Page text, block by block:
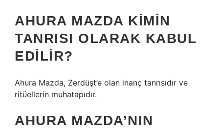
AHURA MAZDA KIMIN
TANRISI OLARAK KABUL
EDILIR?
Ahura Mazda, Zerdüşt’e olan inanç tanrısıdır ve
ritüellerin muhatapıdır.
AHURA MAZDA’NIN